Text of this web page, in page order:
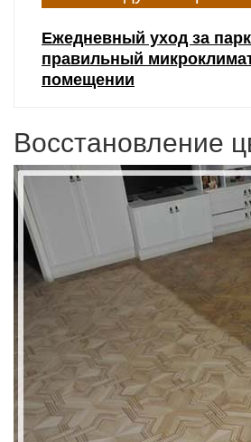
Ежедневный уход за
правильный
помещении
Восстановление